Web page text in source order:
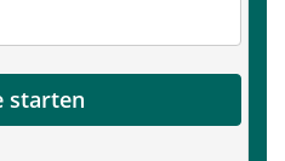
starten